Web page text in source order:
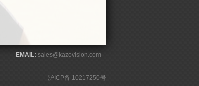
EMAIL: sales@kazovision.com
沪ICP备 10217250号